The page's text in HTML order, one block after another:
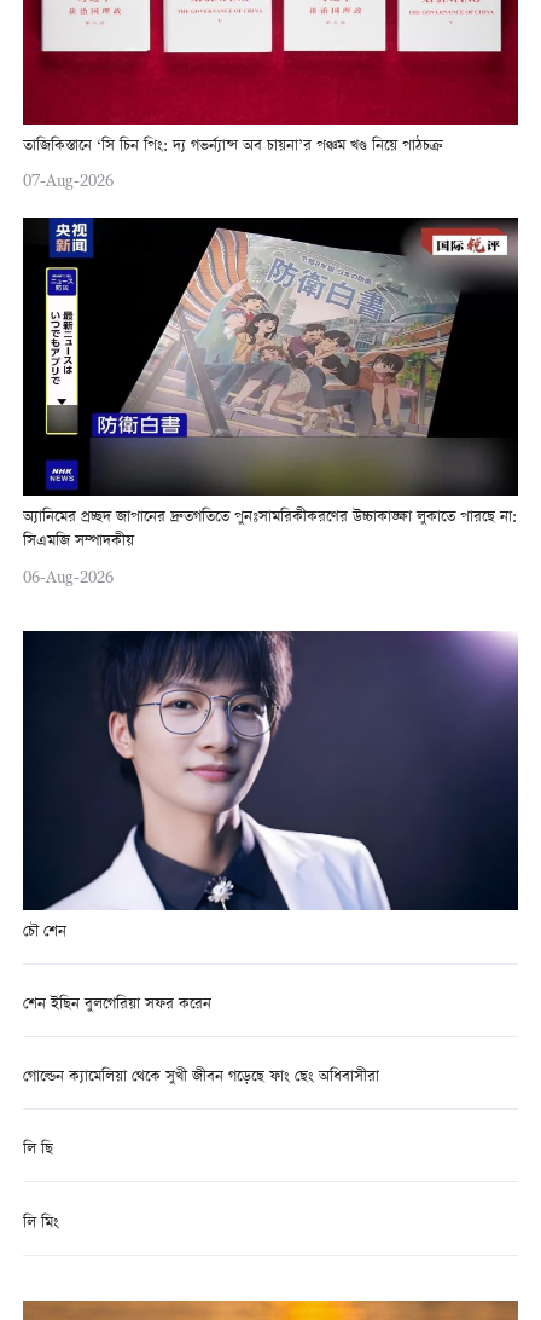
তাজিকিস্তানে ‘সি চিন পিং: দ্য গভর্ন্যান্স অব চায়না’র পঞ্চম খণ্ড নিয়ে পাঠচক্র
07-Aug-2026
অ্যানিমের প্রচ্ছদ জাপানের দ্রুতগতিতে পুনঃসামরিকীকরণের উচ্চাকাঙ্ক্ষা লুকাতে পারছে না:
সিএমজি সম্পাদকীয়
06-Aug-2026
চৌ শেন
শেন ইছিন বুলগেরিয়া সফর করেন
গোল্ডেন ক্যামেলিয়া থেকে সুখী জীবন গড়েছে ফাং ছেং অধিবাসীরা
লি ছি
লি মিং